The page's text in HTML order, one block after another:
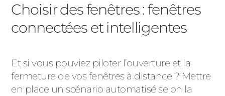
Choisir des fenêtres : fenêtres
connectées et intelligentes
Et si vous pouviez piloter l’ouverture et la
fermeture de vos fenêtres à distance ? Mettre
en place un scénario automatisé selon la